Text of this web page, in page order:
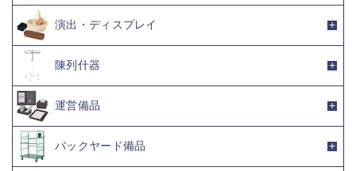
演出・ディスプレイ
陳列什器
運営備品
バックヤード備品